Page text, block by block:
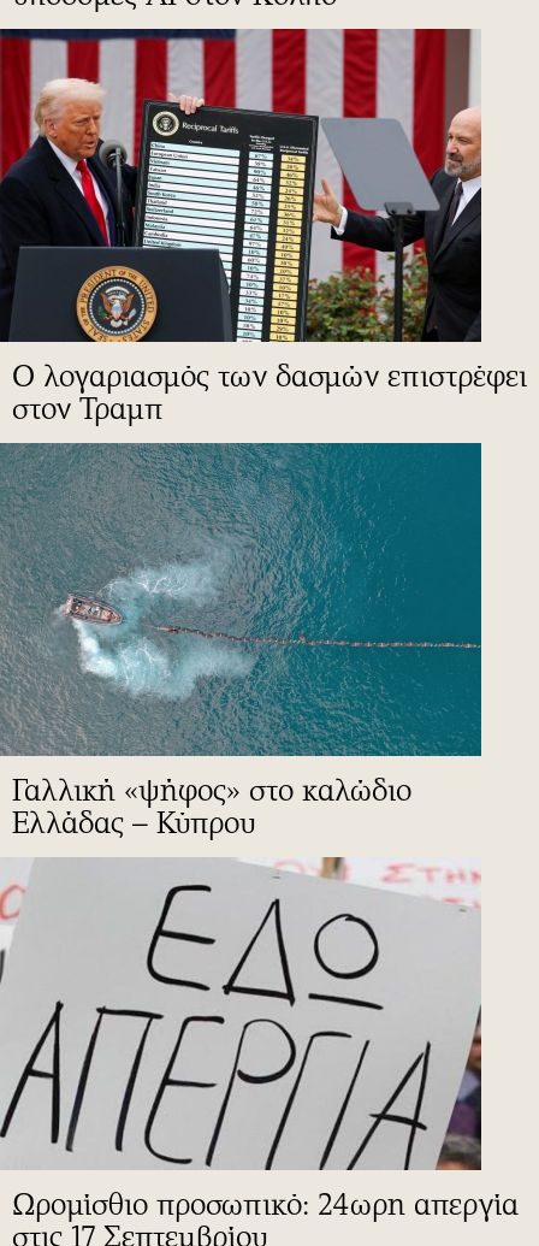
Ο λογαριασμός των δασμών επιστρέφει
στον Τραμπ
Γαλλική «ψήφος» στο καλώδιο
Ελλάδας – Κύπρου
Ωρομίσθιο προσωπικό: 24ωρη απεργία
στις 17 Σεπτεμβρίου